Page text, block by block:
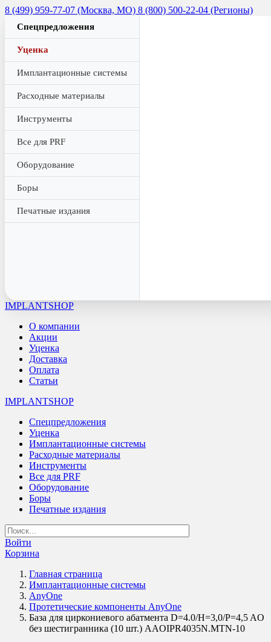
8 (499) 959-77-07 (Москва, МО) 8 (800) 500-22-04 (Регионы)
Спецпредложения
Уценка
Имплантационные системы
Расходные материалы
Инструменты
Все для PRF
Оборудование
Боры
Печатные издания
IMPLANTSHOP
О компании
Акции
Уценка
Доставка
Оплата
Статьи
IMPLANTSHOP
Спецпредложения
Уценка
Имплантационные системы
Расходные материалы
Инструменты
Все для PRF
Оборудование
Боры
Печатные издания
Войти
Корзина
Главная страница
Имплантационные системы
AnyOne
Протетические компоненты AnyOne
База для циркониевого абатмента D=4.0/H=3,0/P=4,5 AO
без шестигранника (10 шт.) AAOIPR4035N.MTN-10